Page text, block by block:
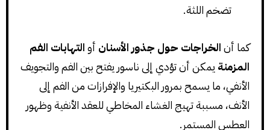
تضخم اللثة.
كما أنالخراجات حول جذور الأسنان أوالتهابات الفم
المزمنة يمكن أن تؤدي إلى ناسور يفتح بين الفم والتجويف
الأنفي، ما يسمح بمرور البكتيريا والإفرازات من الفم إلى
الأنف، مسببة تهيج الغشاء المخاطي للعقد الأنفية وظهور
العطس المستمر.